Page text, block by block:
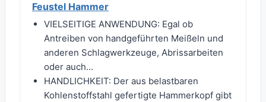
Feustel Hammer
VIELSEITIGE ANWENDUNG: Egal ob
Antreiben von handgeführten Meißeln und
anderen Schlagwerkzeuge, Abrissarbeiten
oder auch...
HANDLICHKEIT: Der aus belastbaren
Kohlenstoffstahl gefertigte Hammerkopf gibt